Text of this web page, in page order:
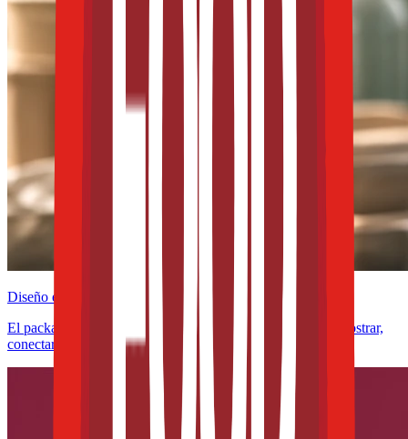
Diseño e innovación
El packaging ya no solo protege alimentos: ahora debe demostrar,
conectar y convencer